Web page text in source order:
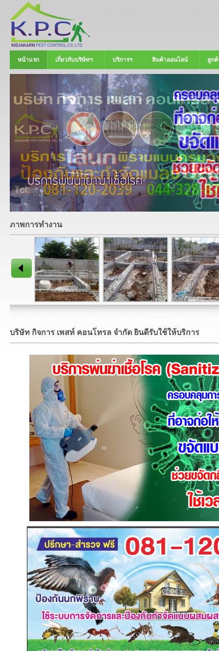
หน้าแรก เกี่ยวกับบริษัทฯ บริการฯ สินค้าออนไลน์ ลูกค้
ภาพการทำงาน
บริษัท กิจการ เพสท์ คอนโทรล จำกัด ยินดีรับใช้ให้บริการ